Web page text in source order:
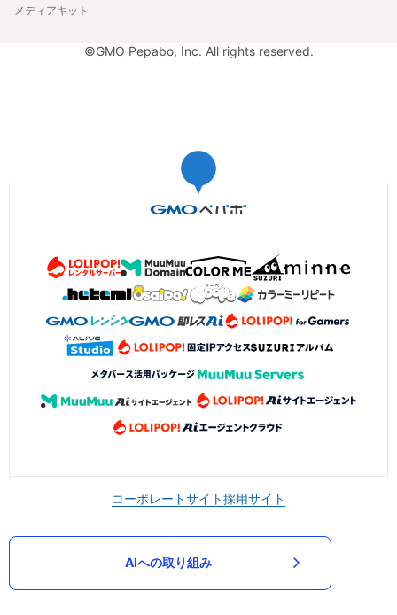
メディアキット
©GMO Pepabo, Inc. All rights reserved.
コーポレートサイト採用サイト
AIへの取り組み